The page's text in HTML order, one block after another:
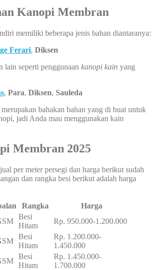
Kanopi Membran
memiliki beberapa jenis bahan diantaranya:
Ferari, Diksen
lain seperti penggunaan kanopi kain yang
, Para, Diksen, Sauleda
bahakan bahan yang di buat untuk
jadi Anda mau menggunakan kain
Membran 2025
per meter persegi dan harga berikut sudah
dan rangka besi berikut adalah harga
Rangka
Harga
Besi
Hitam
Rp. 950.000-1.200.000
Besi
Hitam
Rp. 1.200.000-
1.450.000
Besi
Hitam
Rp. 1.450.000-
1.700.000